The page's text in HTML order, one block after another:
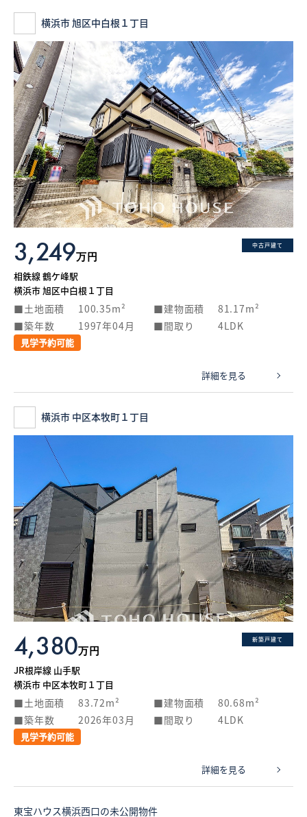
横浜市 旭区中白根１丁目
中古戸建て
3,249万円
相鉄線 鶴ケ峰駅
横浜市 旭区中白根１丁目
土地面積 100.35m² 建物面積
81.17m²
築年数
1997年04月 間取り 4LDK
見学予約可能
詳細を見る
横浜市 中区本牧町１丁目
新築戸建て
4,380万円
JR根岸線 山手駅
横浜市 中区本牧町１丁目
土地面積 83.72m² 建物面積
80.68m²
築年数
2026年03月 間取り 4LDK
見学予約可能
詳細を見る
東宝ハウス横浜西口の未公開物件